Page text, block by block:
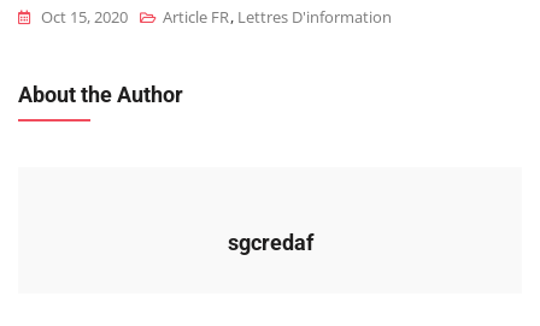
Oct 15, 2020 Article FR, Lettres D'information
About the Author
sgcredaf